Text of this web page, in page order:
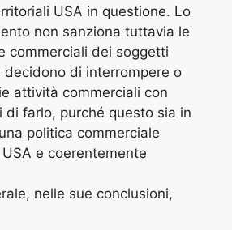
USA in questione. Lo
non sanziona tuttavia le
commerciali dei soggetti
decidono di interrompere o
attività commerciali con
di farlo, purché questo sia in
politica commerciale
e coerentemente
nelle sue conclusioni,